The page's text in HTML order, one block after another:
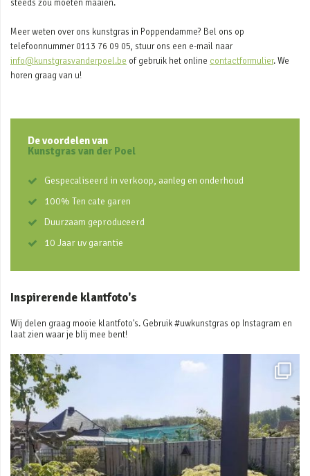
steeds zou moeten maaien.
Meer weten over ons kunstgras in Poppendamme? Bel ons op
telefoonnummer 0113 76 09 05, stuur ons een e-mail naar
info@kunstgrasvanderpoel.be of gebruik het online contactformulier. We
horen graag van u!
De voordelen van
Kunstgras van der Poel
Gespecaliseerd in verkoop, aanleg en onderhoud
100% Ten cate garen
Duurzaam geproduceerd
10 Jaar uv garantie
Inspirerende klantfoto's
Wij delen graag mooie klantfoto's. Gebruik #uwkunstgras op Instagram en
laat zien waar je blij mee bent!